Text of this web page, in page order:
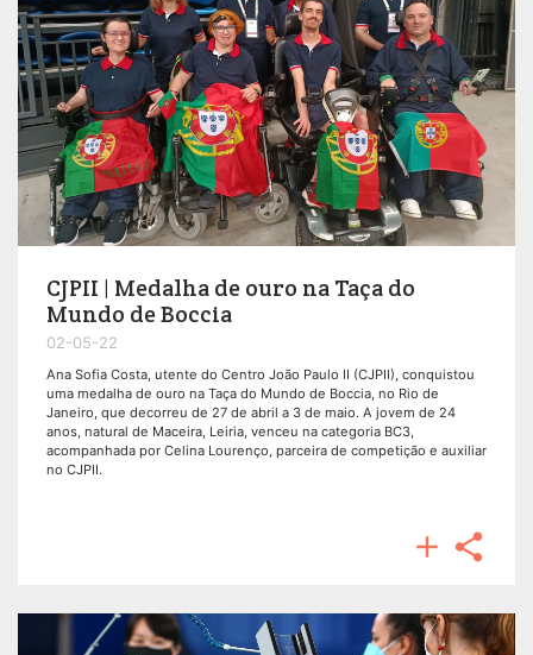
CJPII | Medalha de ouro na Taça do
Mundo de Boccia
02-05-22
Ana Sofia Costa, utente do Centro João Paulo II (CJPII), conquistou
uma medalha de ouro na Taça do Mundo de Boccia, no Rio de
Janeiro, que decorreu de 27 de abril a 3 de maio. A jovem de 24
anos, natural de Maceira, Leiria, venceu na categoria BC3,
acompanhada por Celina Lourenço, parceira de competição e auxiliar
no CJPII.
 